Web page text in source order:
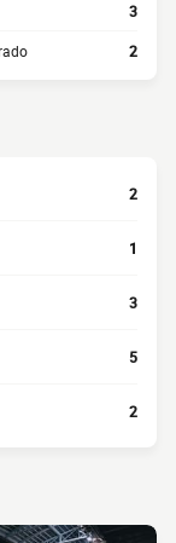
3
2
2
1
3
5
2